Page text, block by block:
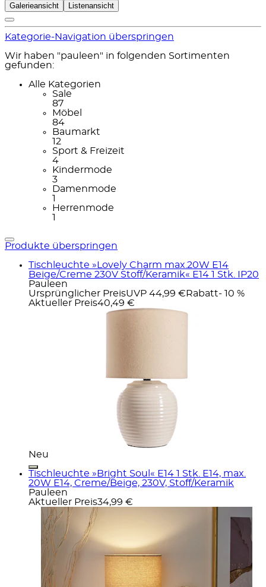
Galerieansicht Listenansicht
Kategorie-Navigation überspringen
Wir haben "pauleen" in folgenden Sortimenten
gefunden:
Alle Kategorien
Sale
87
Möbel
84
Baumarkt
12
Sport & Freizeit
4
Kindermode
3
Damenmode
1
Herrenmode
1
Produkte überspringen
Tischleuchte »Lovely Charm max.20W E14
Beige/Creme 230V Stoff/Keramik« E14 1 Stk. IP20
Pauleen
Ursprünglicher PreisUVP 44,99 € Rabatt- 10 %
Aktueller Preis40,49 €
Neu
Tischleuchte »Bright Soul« E14 1 Stk. E14, max.
20W E14, Creme/Beige, 230V, Stoff/Keramik
Pauleen
Aktueller Preis34,99 €